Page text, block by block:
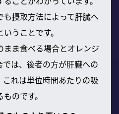
摂取方法によって肝臓へ
うことです。
ま食べる場合とオレンジ
は、後者の方が肝臓への
れは単位時間あたりの吸
のです。